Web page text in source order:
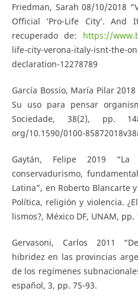
Friedman, Sarah 08/10/2018
Official ‘Pro-Life City’. And
recuperado de: https://
life-city-verona-italy-isnt-the-
declaration-12278789
García Bossio, María Pilar
Su uso para pensar
Sociedade, 38(2), pp.
org/10.1590/0100-
Gaytán, Felipe 2019
conservadurismo,
Latina”, en Roberto Blancarte
Política, religión y violencia.
lismos?, México DF, UNAM, pp.
Gervasoni, Carlos 2011
hibridez en las provincias
de los regímenes
español, 3, pp. 75-93.